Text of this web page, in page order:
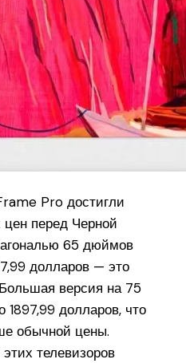
Pro достигли
цен перед Черной
65 дюймов
долларов — это
версия на 75
долларов, что
обычной цены.
телевизоров